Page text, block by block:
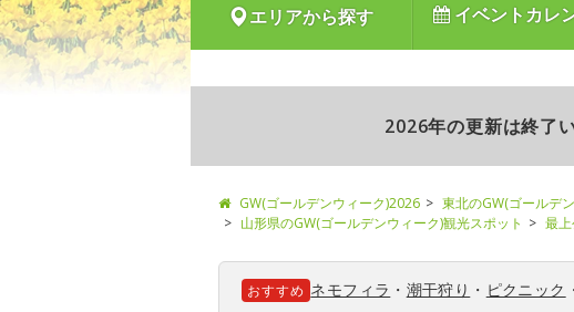
エリアから探す イベントカレ
2026年の更新は終了
GW(ゴールデンウィーク)2026 東北のGW(ゴールデ
山形県のGW(ゴールデンウィーク)観光スポット
最
おすすめ ネモフィラ ・ 潮干狩り ・ ピクニック